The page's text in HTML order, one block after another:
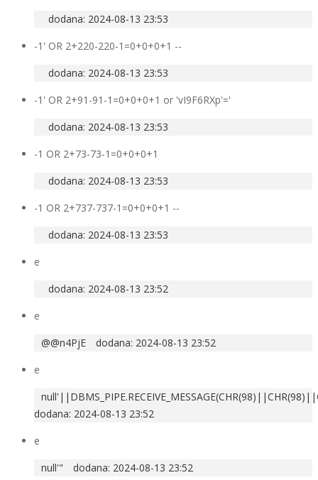
dodana: 2024-08-13 23:53
-1' OR 2+220-220-1=0+0+0+1 --
dodana: 2024-08-13 23:53
-1' OR 2+91-91-1=0+0+0+1 or 'vI9F6RXp'='
dodana: 2024-08-13 23:53
-1 OR 2+73-73-1=0+0+0+1
dodana: 2024-08-13 23:53
-1 OR 2+737-737-1=0+0+0+1 --
dodana: 2024-08-13 23:53
e
dodana: 2024-08-13 23:52
e
@@n4PjE
dodana: 2024-08-13 23:52
e
dodana: 2024-08-13 23:52
e
null'"
dodana: 2024-08-13 23:52